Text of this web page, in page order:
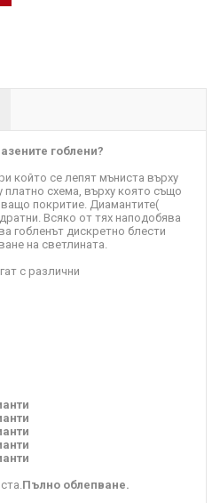
гоблени?
който се лепят мъниста върху
схема, върху която също
покритие. Диамантите(
Всяко от тях наподобява
гобленът дискретно блести
на светлината.
с различни
Пълно облепване.